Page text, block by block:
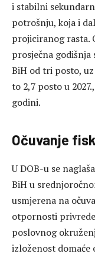
i stabilni
potrošnju, koja i
projiciranog rasta.
prosječna godišnja
BiH od tri posto,
to 2,7 posto u
godini.
Očuvanje
U DOB-u se
BiH u
usmjerena na
otpornosti
poslovnog
izloženost